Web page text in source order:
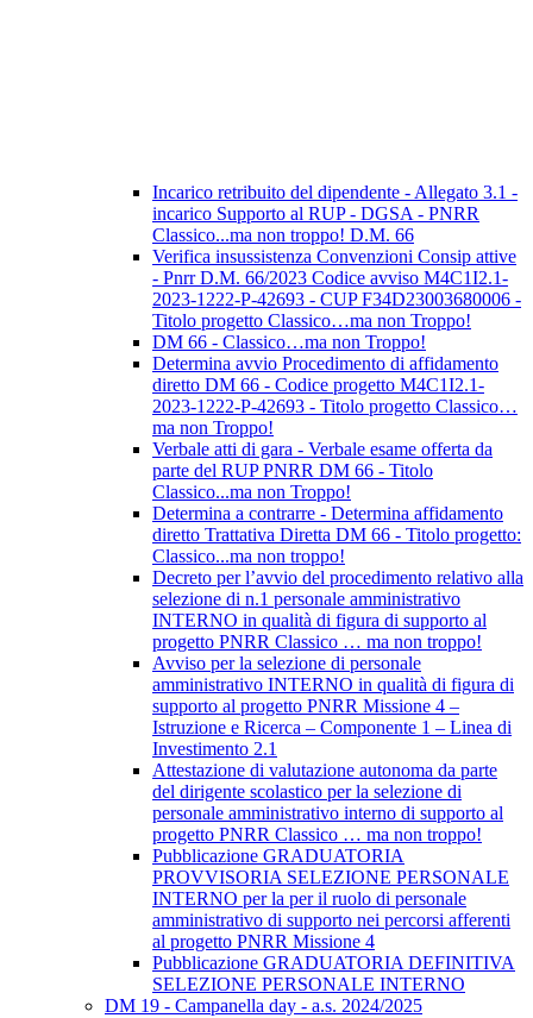
Incarico retribuito del dipendente - Allegato 3.1 -
incarico Supporto al RUP - DGSA - PNRR
Classico...ma non troppo! D.M. 66
Verifica insussistenza Convenzioni Consip attive
- Pnrr D.M. 66/2023 Codice avviso M4C1I2.1-
2023-1222-P-42693 - CUP F34D23003680006 -
Titolo progetto Classico…ma non Troppo!
DM 66 - Classico…ma non Troppo!
Determina avvio Procedimento di affidamento
diretto DM 66 - Codice progetto M4C1I2.1-
2023-1222-P-42693 - Titolo progetto Classico…
ma non Troppo!
Verbale atti di gara - Verbale esame offerta da
parte del RUP PNRR DM 66 - Titolo
Classico...ma non Troppo!
Determina a contrarre - Determina affidamento
diretto Trattativa Diretta DM 66 - Titolo progetto:
Classico...ma non troppo!
Decreto per l’avvio del procedimento relativo alla
selezione di n.1 personale amministrativo
INTERNO in qualità di figura di supporto al
progetto PNRR Classico … ma non troppo!
Avviso per la selezione di personale
amministrativo INTERNO in qualità di figura di
supporto al progetto PNRR Missione 4 –
Istruzione e Ricerca – Componente 1 – Linea di
Investimento 2.1
Attestazione di valutazione autonoma da parte
del dirigente scolastico per la selezione di
personale amministrativo interno di supporto al
progetto PNRR Classico … ma non troppo!
Pubblicazione GRADUATORIA
PROVVISORIA SELEZIONE PERSONALE
INTERNO per la per il ruolo di personale
amministrativo di supporto nei percorsi afferenti
al progetto PNRR Missione 4
Pubblicazione GRADUATORIA DEFINITIVA
SELEZIONE PERSONALE INTERNO
DM 19 - Campanella day - a.s. 2024/2025